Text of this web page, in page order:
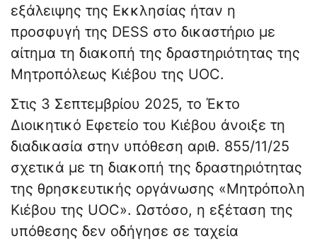
εξάλειψης της Εκκλησίας ήταν η
προσφυγή της DESS στο δικαστήριο με
αίτημα τη διακοπή της δραστηριότητας της
Μητροπόλεως Κιέβου της UOC.
Στις 3 Σεπτεμβρίου 2025, το Έκτο
Διοικητικό Εφετείο του Κιέβου άνοιξε τη
διαδικασία στην υπόθεση αριθ. 855/11/25
σχετικά με τη διακοπή της δραστηριότητας
της θρησκευτικής οργάνωσης «Μητρόπολη
Κιέβου της UOC». Ωστόσο, η εξέταση της
υπόθεσης δεν οδήγησε σε ταχεία